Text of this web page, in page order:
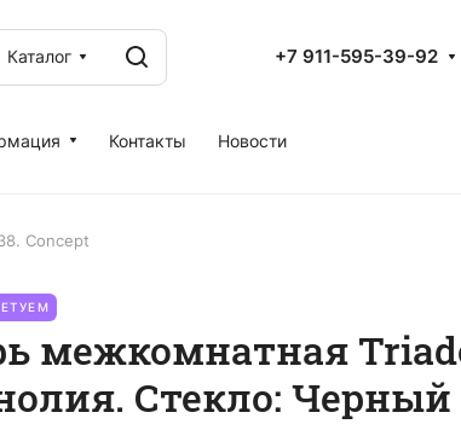
Каталог +7 911-595-39-92
Контакты Новости
Concept
межкомнатная
Стекло: Черный